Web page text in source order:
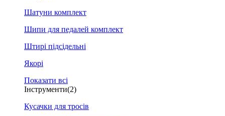
Шатуни комплект
Шипи для педалей комплект
Штирі підсідельні
Якорі
Показати всі
Інструменти(2)
Кусачки для тросів